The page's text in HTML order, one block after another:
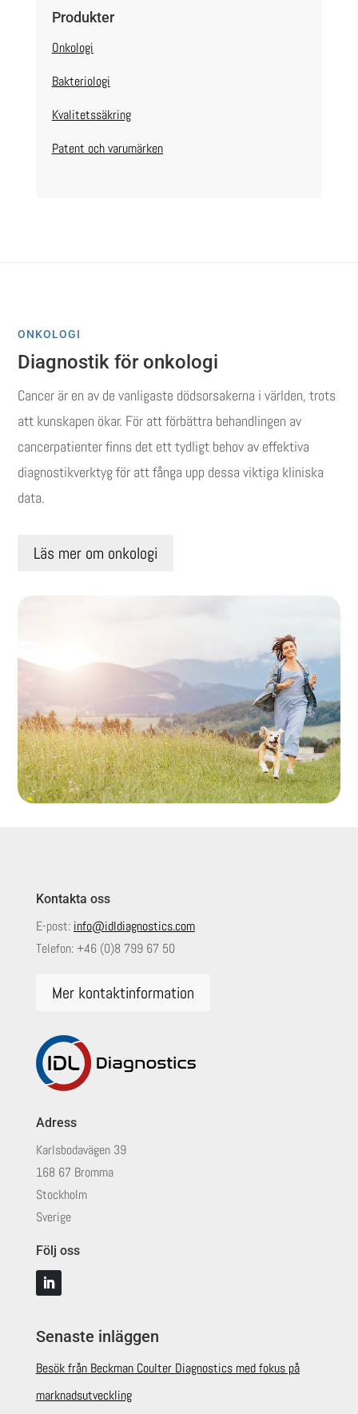
Produkter
Onkologi
Bakteriologi
Kvalitetssäkring
Patent och varumärken
ONKOLOGI
Diagnostik för onkologi
Cancer är en av de vanligaste dödsorsakerna i världen, trots
att kunskapen ökar. För att förbättra behandlingen av
cancerpatienter finns det ett tydligt behov av effektiva
diagnostikverktyg för att fånga upp dessa viktiga kliniska
data.
Läs mer om onkologi
Kontakta oss
E-post: info@idldiagnostics.com
Telefon:+46 (0)8 799 67 50
Mer kontaktinformation
Adress
Karlsbodavägen 39
168 67 Bromma
Stockholm
Sverige
Följ oss
Senaste inläggen
Besök från Beckman Coulter Diagnostics med fokus på
marknadsutveckling